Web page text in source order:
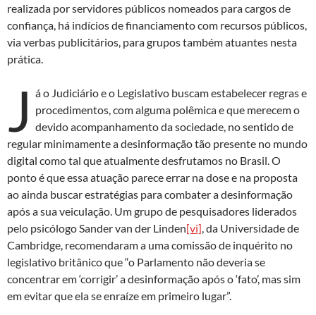
realizada por servidores públicos nomeados para cargos de
confiança, há indícios de financiamento com recursos públicos,
via verbas publicitários, para grupos também atuantes nesta
prática.
J á o Judiciário e o Legislativo buscam estabelecer regras e
procedimentos, com alguma polêmica e que merecem o
devido acompanhamento da sociedade, no sentido de
regular minimamente a desinformação tão presente no mundo
digital como tal que atualmente desfrutamos no Brasil. O
ponto é que essa atuação parece errar na dose e na proposta
ao ainda buscar estratégias para combater a desinformação
após a sua veiculação. Um grupo de pesquisadores liderados
pelo psicólogo Sander van der Linden[vi], da Universidade de
Cambridge, recomendaram a uma comissão de inquérito no
legislativo britânico que “o Parlamento não deveria se
concentrar em ‘corrigir’ a desinformação após o ‘fato’, mas sim
em evitar que ela se enraíze em primeiro lugar”.